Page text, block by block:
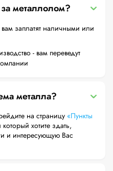
металлолом?
заплатят наличными или
- вам переведут
металла?
на страницу «Пункты
хотите здать,